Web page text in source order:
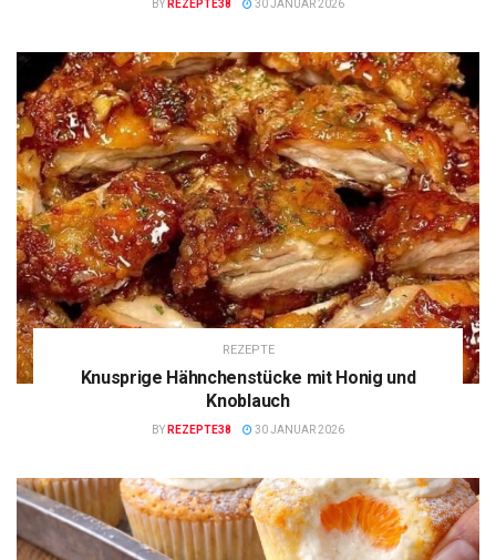
BY REZEPTE38 30 JANUAR 2026
REZEPTE
Knusprige Hähnchenstücke mit Honig und
Knoblauch
BY REZEPTE38 30 JANUAR 2026